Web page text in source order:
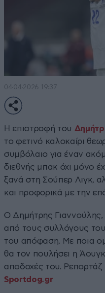
04·04·2026 19:37
Η επιστροφή του
το φετινό καλοκαίρι
συμβόλαιο για έναν
διεθνής μπακ όχι μόνο
ξανά στη Σούπερ Λιγκ,
και προφορικά με την
Ο Δημήτρης Γιαννούλης,
από τους συλλόγους του
του απόφαση. Με ποια
θα τον πουλήσει η
αποδοχές του.
Sportdog.gr